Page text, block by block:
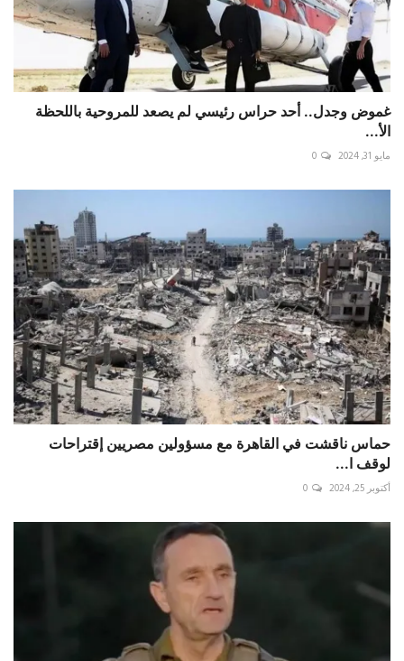
غموض وجدل.. أحد حراس رئيسي لم يصعد للمروحية باللحظة
الأ...
مايو 31, 2024 0
حماس ناقشت في القاهرة مع مسؤولين مصريين إقتراحات
لوقف ا...
أكتوبر 25, 2024 0